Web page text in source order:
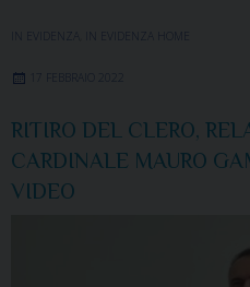
IN EVIDENZA IN EVIDENZA HOME
17 FEBBRAIO 2022
RITIRO DEL CLERO,
CARDINALE MAURO
VIDEO